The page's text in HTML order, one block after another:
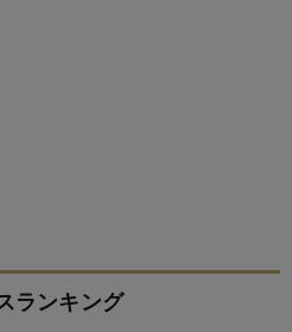
ランキング